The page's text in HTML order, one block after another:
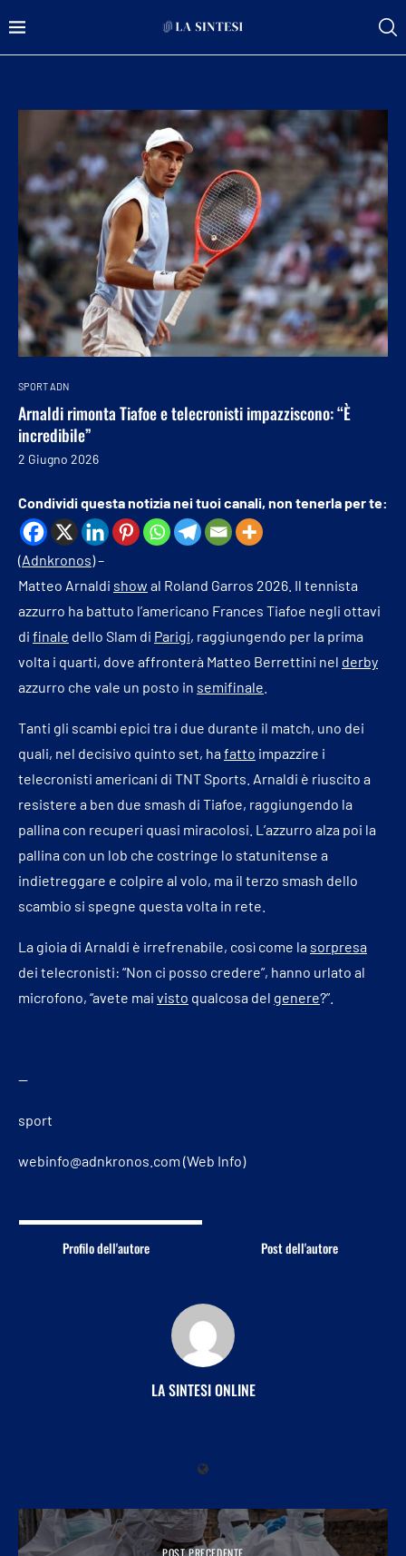
SPORT ADN
Arnaldi rimonta Tiafoe e telecronisti impazziscono: “È
incredibile”
2 Giugno 2026
Condividi questa notizia nei tuoi canali, non tenerla per te:
(Adnkronos) –
Matteo Arnaldi show al Roland Garros 2026. Il tennista
azzurro ha battuto l’americano Frances Tiafoe negli ottavi
di finale dello Slam di Parigi, raggiungendo per la prima
volta i quarti, dove affronterà Matteo Berrettini nel derby
azzurro che vale un posto in semifinale
Tanti gli scambi epici tra i due durante il match, uno dei
quali, nel decisivo quinto set, hafatto impazzire i
telecronisti americani di TNT Sports. Arnaldi è riuscito a
resistere a ben due smash di Tiafoe, raggiungendo la
pallina con recuperi quasi miracolosi. L’azzurro alza poi la
pallina con un lob che costringe lo statunitense a
indietreggare e colpire al volo, ma il terzo smash dello
scambio si spegne questa volta in rete.
La gioia di Arnaldi è irrefrenabile, così come la sorpresa
dei telecronisti: “Non ci posso credere”, hanno urlato al
microfono, “avete mai visto qualcosa del genere?”.
—
sport
webinfo@adnkronos.com (Web Info)
Profilo dell'autore Post dell'autore
LA SINTESI ONLINE
POST PRECEDENTE